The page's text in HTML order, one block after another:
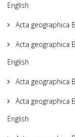
English
Acta geographica
Acta geographica
English
Acta geographica
Acta geographica
English